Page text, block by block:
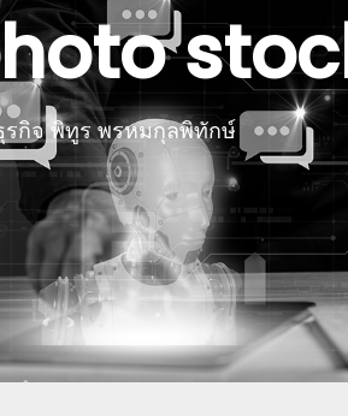
รกิจ พิทูร พรหมกุลพิทักษ์